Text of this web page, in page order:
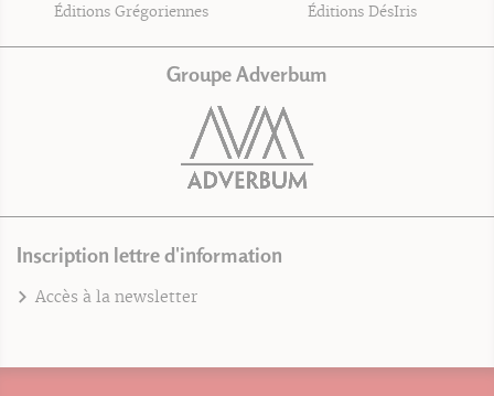
Éditions Grégoriennes Éditions DésIris
Groupe Adverbum
Inscription lettre d'information
Accès à la newsletter